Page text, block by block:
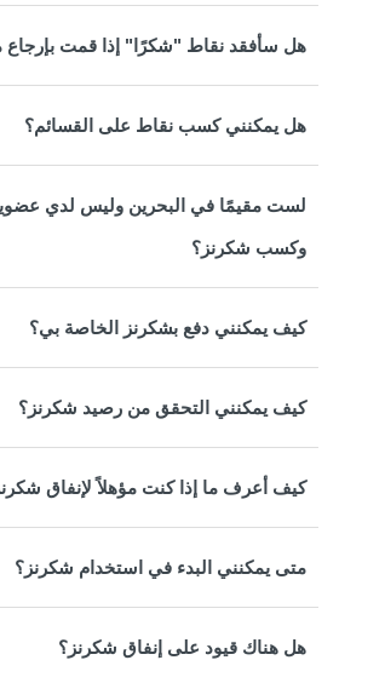
هل سأفقد نقاط "شكرًا" إذا قمت بإرجاع
هل يمكنني كسب نقاط على القسائم؟
لست مقيمًا في البحرين وليس لدي
وكسب شكرنز؟
كيف يمكنني دفع بشكرنز الخاصة بي؟
كيف يمكنني التحقق من رصيد شكرنز؟
كيف أعرف ما إذا كنت مؤهلاً لإنفاق
متى يمكنني البدء في استخدام شكرنز؟
هل هناك قيود على إنفاق شكرنز؟